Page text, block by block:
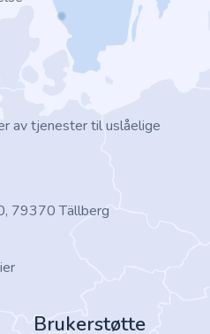
av tjenester til uslåelige
79370 Tällberg
Brukerstøtte